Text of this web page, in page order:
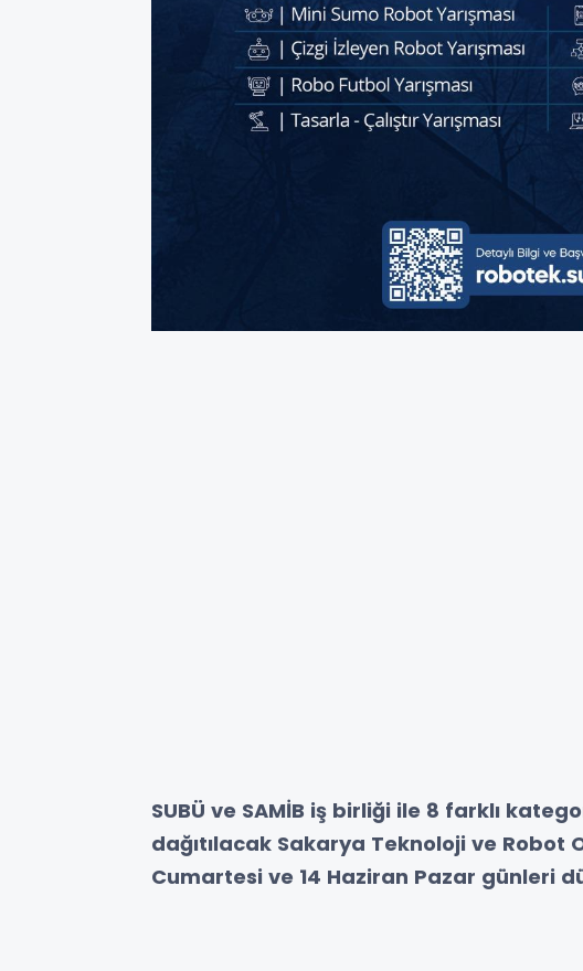
SUBÜ ve SAMİB iş birliği ile 8 farklı
dağıtılacak Sakarya Teknoloji ve Robot
Cumartesi ve 14 Haziran Pazar günleri